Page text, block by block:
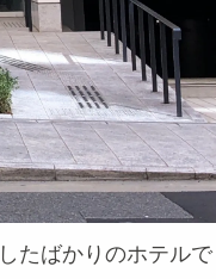
たばかりのホテルで